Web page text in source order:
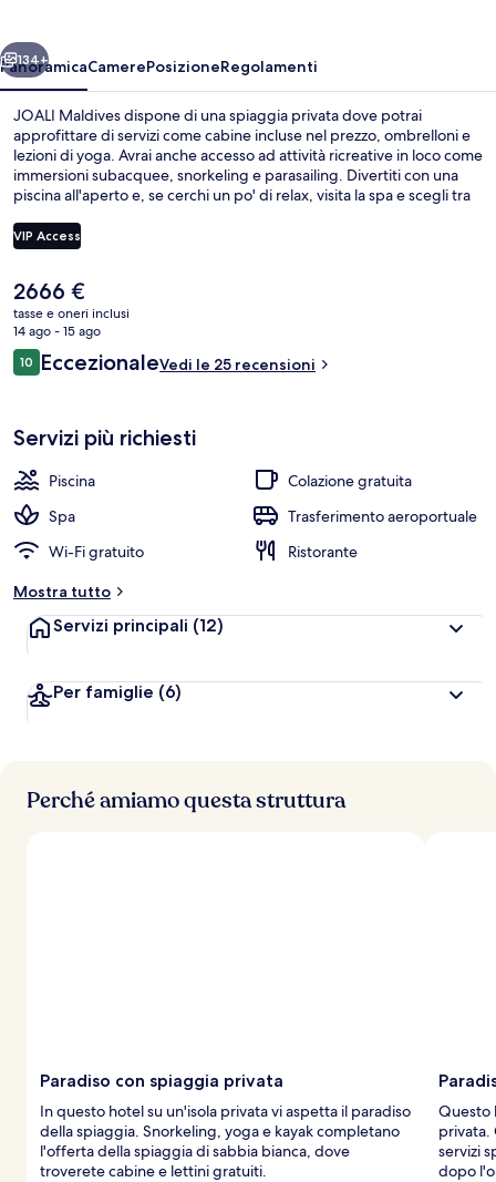
Avanti
134+
PanoramicaCamerePosizioneRegolamenti
JOALI Maldives dispone di una spiaggia privata dove potrai
approfittare di servizi come cabine incluse nel prezzo, ombrelloni e
lezioni di yoga. Avrai anche accesso ad attività ricreative in loco come
immersioni subacquee, snorkeling e parasailing. Divertiti con una
piscina all'aperto e, se cerchi un po' di relax, visita la spa e scegli tra
dei 4 ristoranti in loco, propone cucina locale e internazionale e
serve la colazione e la cena. Gli altri punti di forza di questo hotel di
e un centro fitness.
VIP Access
Il
prezzo
attuale
è
2666 €
2666 €
tasse e oneri inclusi
14 ago - 15 ago
Recensioni
1010 su 10
EccezionaleVedi le 25 recensioni
Servizi più richiesti
Piscina
Colazione gratuita
Spa
Trasferimento aeroportuale
Wi-Fi gratuito
Ristorante
Mostra tutto
Servizi principali (12)
Per famiglie (6)
Perché amiamo questa struttura
Paradiso con spiaggia privata
In questo hotel su un'isola privata vi aspetta il paradiso
della spiaggia. Snorkeling, yoga e kayak completano
l'offerta della spiaggia di sabbia bianca, dove
troverete cabine e lettini gratuiti.
Questo
privata.
servizi
dopo